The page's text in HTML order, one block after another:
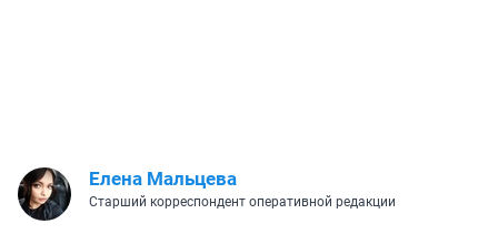
Елена Мальцева
Старший корреспондент оперативной редакции